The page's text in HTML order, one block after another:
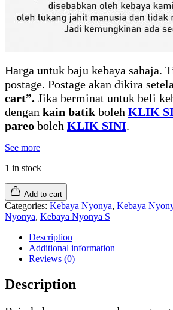
Harga untuk baju kebaya sahaja.
postage. Postage akan dikira
cart”. Jika berminat untuk beli
dengan kain batik boleh KLIK
pareo boleh KLIK SINI.
See more
1 in stock
Add to cart
Categories: Kebaya Nyonya, Kebaya
Nyonya, Kebaya Nyonya S
Description
Additional information
Reviews (0)
Description